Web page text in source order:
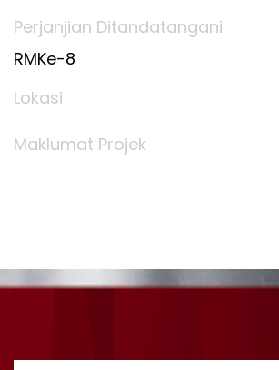
Perjanjian Ditandatangani
RMKe-8
Lokasi
Maklumat Projek